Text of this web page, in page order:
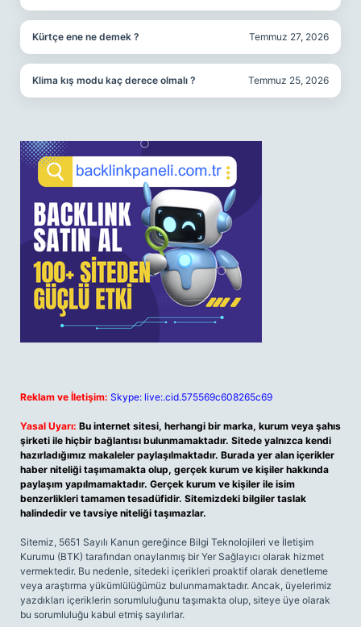
Kürtçe ene ne demek ? Temmuz 27, 2026
Klima kış modu kaç derece olmalı ? Temmuz 25, 2026
Reklam ve İletişim: Skype: live:.cid.575569c608265c69
Yasal Uyarı: Bu internet sitesi, herhangi bir marka, kurum veya şahıs
şirketi ile hiçbir bağlantısı bulunmamaktadır. Sitede yalnızca kendi
hazırladığımız makaleler paylaşılmaktadır. Burada yer alan içerikler
haber niteliği taşımamakta olup, gerçek kurum ve kişiler hakkında
paylaşım yapılmamaktadır. Gerçek kurum ve kişiler ile isim
benzerlikleri tamamen tesadüfidir. Sitemizdeki bilgiler taslak
halindedir ve tavsiye niteliği taşımazlar.
Sitemiz, 5651 Sayılı Kanun gereğince Bilgi Teknolojileri ve İletişim
Kurumu (BTK) tarafından onaylanmış bir Yer Sağlayıcı olarak hizmet
vermektedir. Bu nedenle, sitedeki içerikleri proaktif olarak denetleme
veya araştırma yükümlülüğümüz bulunmamaktadır. Ancak, üyelerimiz
yazdıkları içeriklerin sorumluluğunu taşımakta olup, siteye üye olarak
bu sorumluluğu kabul etmiş sayılırlar.